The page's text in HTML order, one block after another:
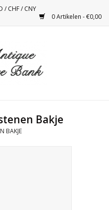
/CHF/CNY
0 Artikelen - €0,00
Bakje
BAKJE